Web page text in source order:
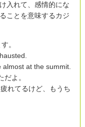
入れて、感情的にな
ことを意味するカジ
。
almost at the summit.
よ。
れてるけど、もうち